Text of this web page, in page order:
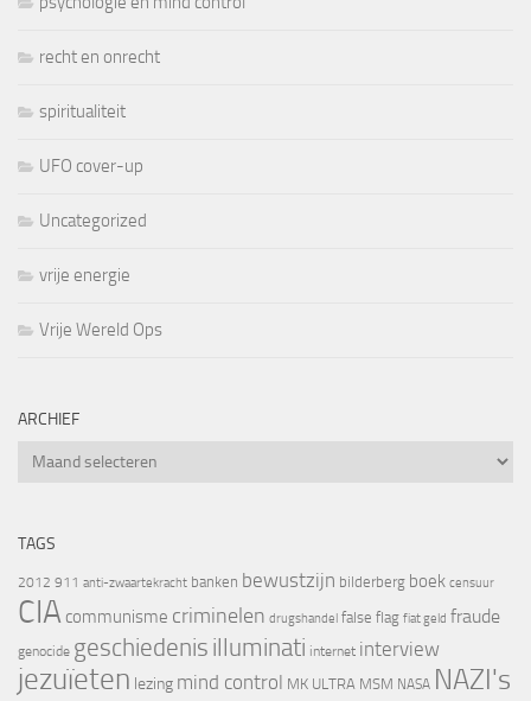
recht en onrecht
spiritualiteit
UFO cover-up
Uncategorized
vrije energie
Vrije Wereld Ops
ARCHIEF
Archief
TAGS
2012 911 anti-zwaartekracht banken bewustzijn bilderberg boek censuur
CIA communisme criminelen drugshandel false flag fiat geld fraude
genocide geschiedenis illuminati internet interview
jezuïeten lezing mind control MK ULTRA MSM NASA NAZI's